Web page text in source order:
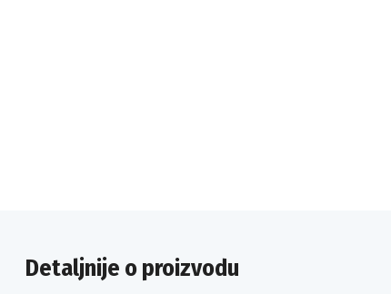
Detaljnije o proizvodu